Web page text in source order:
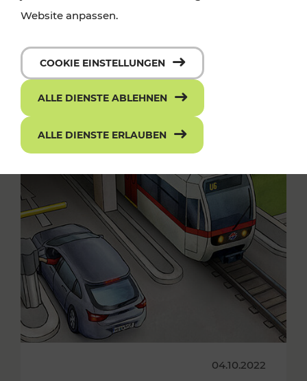
04.10.2022
Website anpassen.
COOKIE EINSTELLUNGEN
ALLE DIENSTE ABLEHNEN
ALLE DIENSTE ERLAUBEN